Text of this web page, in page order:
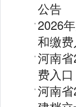
公告
2026
和缴费
河南
费入口
河南